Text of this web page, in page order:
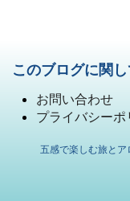
このブログに関し
お問い合わせ
プライバシーポ
五感で楽しむ旅とア